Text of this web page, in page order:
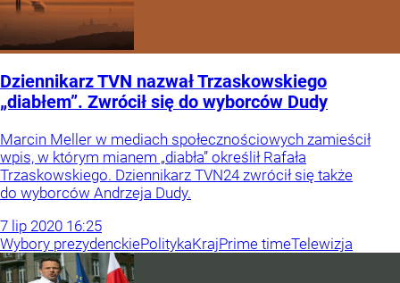
Dziennikarz TVN nazwał Trzaskowskiego
„diabłem”. Zwrócił się do wyborców Dudy
Marcin Meller w mediach społecznościowych zamieścił
wpis, w którym mianem „diabła” określił Rafała
Trzaskowskiego. Dziennikarz TVN24 zwrócił się także
do wyborców Andrzeja Dudy.
7 lip 2020 16:25
Wybory prezydenckiePolitykaKrajPrime timeTelewizja